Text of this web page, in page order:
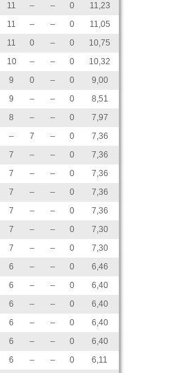
11 – – 0
11,23
11 – – 0
11,05
11 0 – 0
10,75
10 – – 0
10,32
9 0 – 0
9,00
9 – – 0
8,51
8 – – 0
7,97
– 7 – 0
7,36
7 – – 0
7,36
7 – – 0
7,36
7 – – 0
7,36
7 – – 0
7,36
7 – – 0
7,30
7 – – 0
7,30
6 – – 0
6,46
6 – – 0
6,40
6 – – 0
6,40
6 – – 0
6,40
6 – – 0
6,40
6 – – 0
6,11